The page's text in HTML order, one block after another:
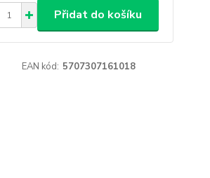
Přidat do košíku
EAN kód: 5707307161018